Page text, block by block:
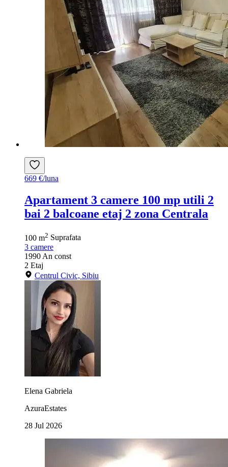
669 €/luna
Apartament 3 camere 100 mp utili 2
bai 2 balcoane etaj 2 zona Centrala
100 m2 Suprafata
3 camere
1990 An const
2 Etaj
Centrul Civic, Sibiu
Elena Gabriela
AzuraEstates
28 Jul 2026